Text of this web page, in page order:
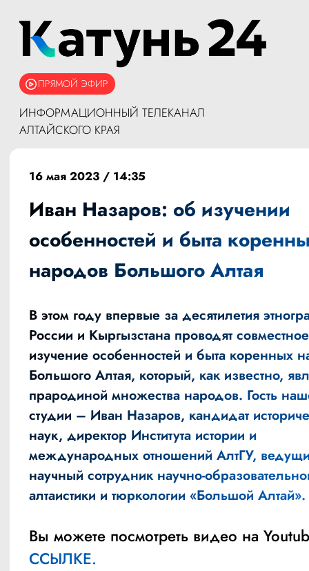
ПРЯМОЙ ЭФИР
ИНФОРМАЦИОННЫЙ ТЕЛЕКАНАЛ
АЛТАЙСКОГО КРАЯ
16 мая 2023 / 14:35
Иван Назаров: об изучении
особенностей и быта
народов Большого Алтая
В этом году впервые за десятилетия
России и Кыргызстана проводят совместное
изучение особенностей и быта коренных
Большого Алтая, который, как известно,
прародиной множества народов. Гость
студии – Иван Назаров, кандидат
наук, директор Института истории и
международных отношений АлтГУ,
научный сотрудник научно-
алтаистики и тюркологии «Большой Алтай».
Вы можете посмотреть видео на
ССЫЛКЕ.